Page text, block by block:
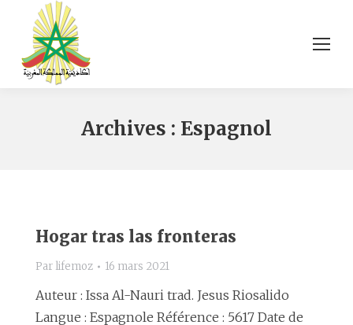
Archives : Espagnol
Hogar tras las fronteras
Par lifemoz 16 mars 2021
Auteur : Issa Al-Nauri trad. Jesus Riosalido
Langue : Espagnole Référence : 5617 Date de